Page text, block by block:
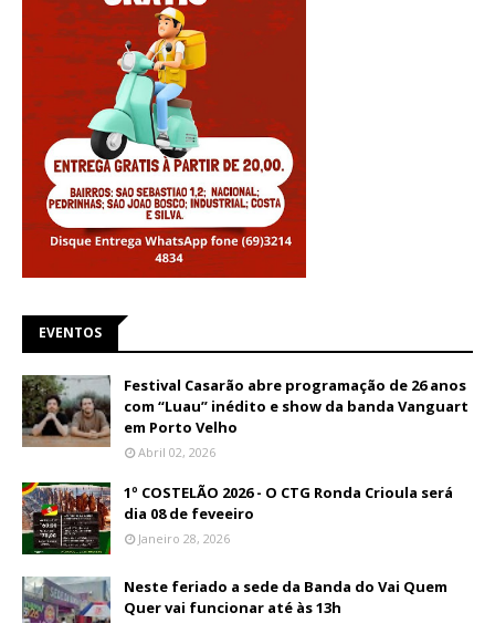
EVENTOS
Festival Casarão abre programação de 26 anos
com “Luau” inédito e show da banda Vanguart
em Porto Velho
Abril 02, 2026
1º COSTELÃO 2026 - O CTG Ronda Crioula será
dia 08 de feveeiro
Janeiro 28, 2026
Neste feriado a sede da Banda do Vai Quem
Quer vai funcionar até às 13h